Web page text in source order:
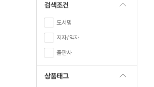
검색조건
도서명
저자/역자
출판사
상품태그